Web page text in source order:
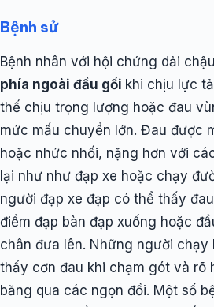
Bệnh sử
Bệnh nhân với hội chứng dải
phía ngoài đầu gối khi chịu lực
thế chịu trọng lượng hoặc đau
mức mấu chuyển lớn. Đau được
hoặc nhức nhối, nặng hơn với
lại như như đạp xe hoặc chạy
người đạp xe đạp có thể thấy
điểm đạp bàn đạp xuống hoặc
chân đưa lên. Những người chạy
thấy cơn đau khi chạm gót và rõ
băng qua các ngọn đồi. Một số